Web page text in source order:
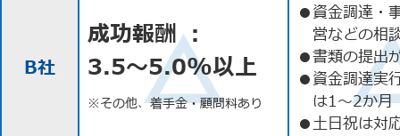
B社
成功報酬 ：
3.5〜5.0%以上
※その他、着手金・顧問料あり
●資金調達・
営などの相
●書類の提出
●資金調達実
は1〜2か月
●土日祝は対